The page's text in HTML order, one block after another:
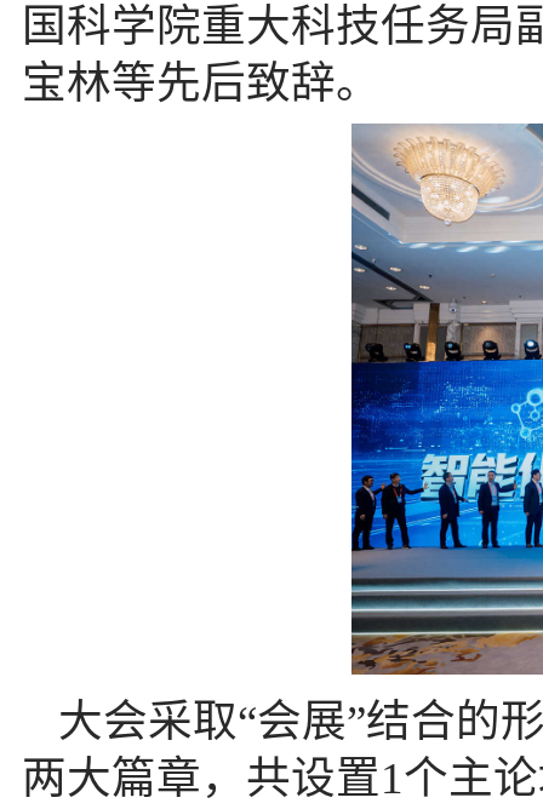
国科学院重大科技任务局
宝林等先后致辞。
大会采取“会展”结合的
两大篇章，共设置1个主